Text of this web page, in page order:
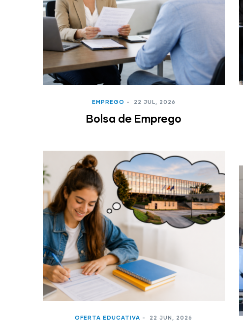
EMPREGO - 22 JUL, 2026
Bolsa de Emprego
OFERTA EDUCATIVA - 22 JUN, 2026